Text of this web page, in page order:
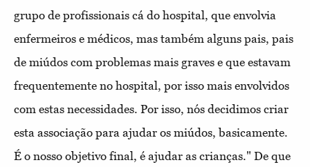
grupo de profissionais cá do hospital, que envolvia
enfermeiros e médicos, mas também alguns pais, pais
de miúdos com problemas mais graves e que estavam
frequentemente no hospital, por isso mais envolvidos
com estas necessidades. Por isso, nós decidimos criar
esta associação para ajudar os miúdos, basicamente.
É o nosso objetivo final, é ajudar as crianças." De que